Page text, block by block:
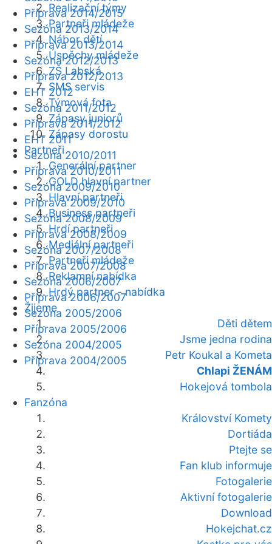
Realizační týmy
Partneři mládeže
Nábor dětí
Úspěchy mládeže
ZŠ Labská
SMS servis
Týmová fota
Zápasy juniorů
Zápasy dorostu
Partneři
Generální partner
GOLD hlavní partner
Hlavní partneři
Business partneři
Hrdí partneři
Mediální partneři
Partneři mládeže
Reklamní nabídka
Hrdý partner - nabídka
Žijeme
Děti dětem
Jsme jedna rodina
Petr Koukal a Kometa
Chlapi ŽENÁM
Hokejová tombola
Fanzóna
Království Komety
Dortiáda
Ptejte se
Fan klub informuje
Fotogalerie
Aktivní fotogalerie
Download
Hokejchat.cz
Příprava 2014/2015
Sezóna 2013/2014
Příprava 2013/2014
Sezóna 2012/2013
Příprava 2012/2013
EHT 2012
Sezóna 2011/2012
Příprava 2011/2012
EHT 2011
Sezóna 2010/2011
Příprava 2010/2011
Sezóna 2009/2010
Příprava 2009/2010
Sezóna 2008/2009
Příprava 2008/2009
Sezóna 2007/2008
Příprava 2007/2008
Sezóna 2006/2007
Příprava 2006/2007
Sezóna 2005/2006
Příprava 2005/2006
Sezóna 2004/2005
Příprava 2004/2005